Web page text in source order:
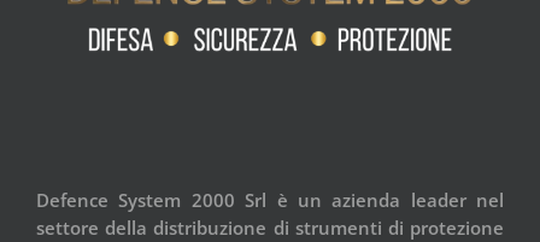
Defence System 2000 Srl è un azienda leader nel
settore della distribuzione di strumenti di protezione